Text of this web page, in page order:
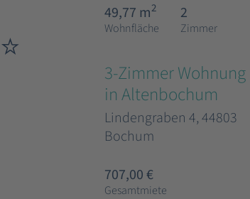
49,77 m2
Wohnfläche
2
Zimmer
3-Zimmer Wohnung
in Altenbochum
Lindengraben 4, 44803
Bochum
707,00 €
Gesamtmiete